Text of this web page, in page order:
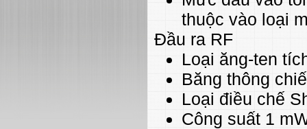
thuộc vào loại
Đầu ra RF
Loại ăng-ten
Băng thông
Loại điều chế
Công suất 1